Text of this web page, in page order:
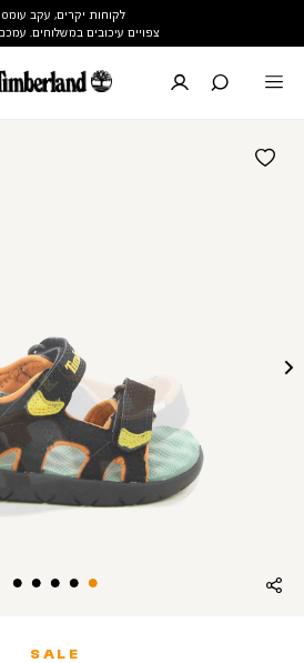
לקוחות יקרים, עקב
צפויים עיכובים במשלוחים.
SALE